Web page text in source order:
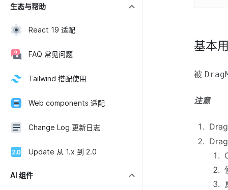
生态与帮助
React 19 适配
FAQ 常见问题
Tailwind 搭配使用
Web components 适配
Change Log 更新日志
Update 从 1.x 到 2.0
AI 组件
基本
被
注意